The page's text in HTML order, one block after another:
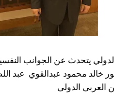
يتحدث عن الجوانب
خالد محمود عبدالقوي عبد
الدولى